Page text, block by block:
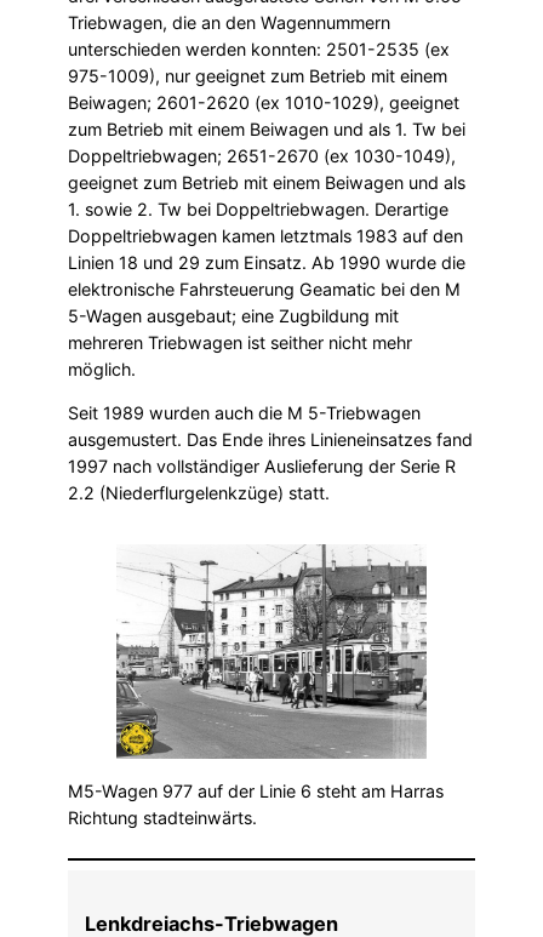
Triebwagen, die an den Wagennummern
unterschieden werden konnten: 2501-2535 (ex
975-1009), nur geeignet zum Betrieb mit einem
Beiwagen; 2601-2620 (ex 1010-1029), geeignet
zum Betrieb mit einem Beiwagen und als 1. Tw bei
Doppel­trieb­wagen; 2651-2670 (ex 1030-1049),
geeignet zum Betrieb mit einem Beiwagen und als
1. sowie 2. Tw bei Doppel­triebwagen. Derartige
Doppeltriebwagen kamen letztmals 1983 auf den
Linien 18 und 29 zum Einsatz. Ab 1990 wurde die
elektronische Fahrsteuerung Geamatic bei den M
5-Wagen ausgebaut; eine Zugbildung mit
mehreren Triebwagen ist seither nicht mehr
möglich.
Seit 1989 wurden auch die M 5-Triebwagen
ausgemustert. Das Ende ihres Linien­einsatzes fand
1997 nach vollständiger Auslieferung der Serie R
2.2 (Niederflurgelenkzüge) statt.
M5-Wagen 977 auf der Linie 6 steht am Harras
Richtung stadteinwärts.
Lenkdreiachs-Triebwagen